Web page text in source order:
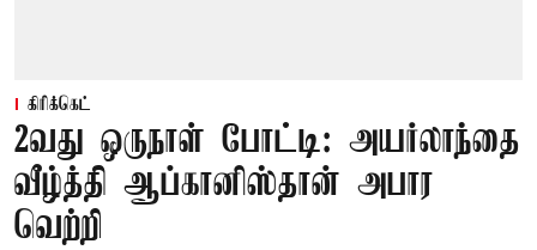
கிரிக்கெட்
2வது ஒருநாள் போட்டி: அயர்லாந்தை
வீழ்த்தி ஆப்கானிஸ்தான் அபார
வெற்றி